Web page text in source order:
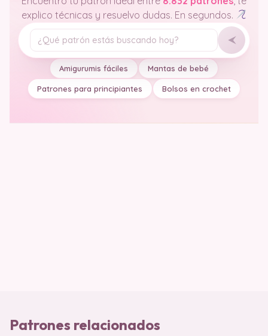
explico técnicas y resuelvo dudas. En segundos.
Tu pregunta
Amigurumis fáciles Mantas de bebé
Patrones para principiantes Bolsos en crochet
Patrones relacionados